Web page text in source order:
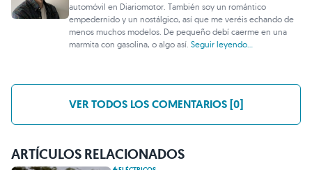
automóvil en Diariomotor. También soy un romántico
empedernido y un nostálgico, así que me veréis echando de
menos muchos modelos. De pequeño debí caerme en una
marmita con gasolina, o algo así.Seguir leyendo...
VER TODOS LOS COMENTARIOS [0]
ARTÍCULOS RELACIONADOS